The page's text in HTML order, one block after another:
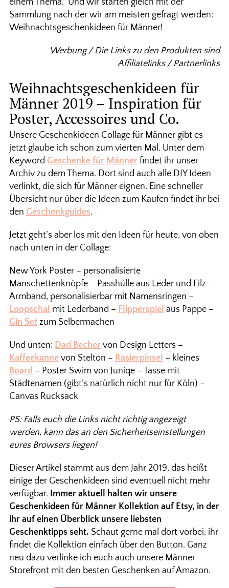
Sammlung nach der wir am meisten gefragt werden:
Weihnachtsgeschenkideen für Männer!
Werbung / Die Links zu den Produkten sind
Affiliatelinks / Partnerlinks
Weihnachtsgeschenkideen für
Männer 2019 – Inspiration für
Poster, Accessoires und Co.
Unsere Geschenkideen Collage für Männer gibt es
jetzt glaube ich schon zum vierten Mal. Unter dem
Keyword Geschenke für Männerfindet ihr unser
Archiv zu dem Thema. Dort sind auch alle DIY Ideen
verlinkt, die sich für Männer eignen. Eine schneller
Übersicht nur über die Ideen zum Kaufen findet ihr bei
den Geschenkguides.
Jetzt geht’s aber los mit den Ideen für heute, von oben
nach unten in der Collage:
New York Poster – personalisierte
Manschettenknöpfe – Passhülle aus Leder und Filz –
Armband, personalisierbar mit Namensringen –
Loopschal mit Lederband – Flipperspiel aus Pappe –
Gin Setzum Selbermachen
Und unten: Dad Bechervon Design Letters –
Kaffeekannevon Stelton – Rasierpinsel – kleines
Board – Poster Swim von Juniqe – Tasse mit
Städtenamen (gibt’s natürlich nicht nur für Köln) –
Canvas Rucksack
PS: Falls euch die Links nicht richtig angezeigt
werden, kann das an den Sicherheitseinstellungen
eures Browsers liegen!
Dieser Artikel stammt aus dem Jahr 2019, das heißt
einige der Geschenkideen sind eventuell nicht mehr
verfügbar. Immer aktuell halten wir unsere
Geschenkideen für Männer Kollektion auf Etsy, in der
ihr auf einen Überblick unsere liebsten
Geschenktipps seht. Schaut gerne mal dort vorbei, ihr
findet die Kollektion einfach über den Button. Ganz
neu dazu verlinke ich euch auch unsere Männer
Storefront mit den besten Geschenken auf Amazon.